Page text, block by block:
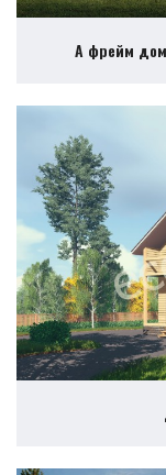
А фрейм